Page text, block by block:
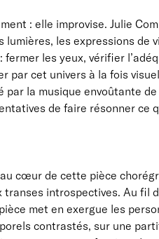
: elle improvise. Julie
les expressions de
les yeux, vérifier
par cet univers à la fois
par la musique envoûtante
de faire résonner ce
au cœur de cette pièce
introspectives. Au fil
met en exergue les
contrastés, sur une